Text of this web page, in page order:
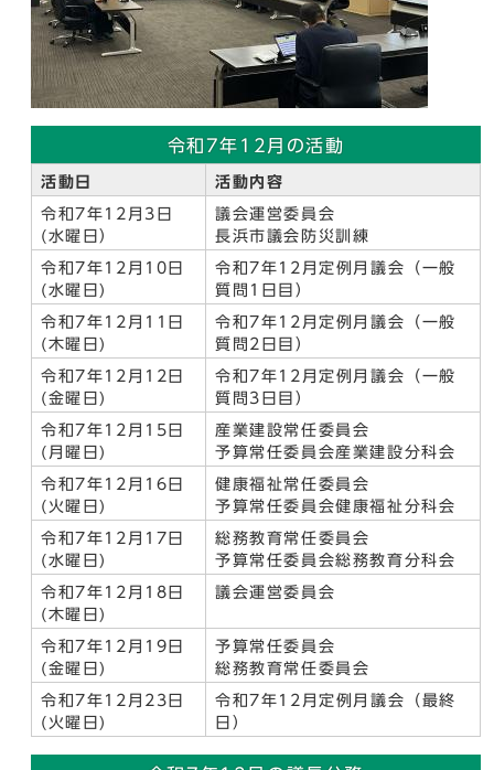
令和7年12月の活動
活動日 活動内容
令和7年12月3日
(水曜日）
議会運営委員会
長浜市議会防災訓練
令和7年12月10日
(水曜日)
令和7年12月定例月議会（一般
質問1日目）
令和7年12月11日
(木曜日)
令和7年12月定例月議会（一般
質問2日目）
令和7年12月12日
(金曜日)
令和7年12月定例月議会（一般
質問3日目）
令和7年12月15日
(月曜日)
産業建設常任委員会
予算常任委員会産業建設分科会
令和7年12月16日
(火曜日)
健康福祉常任委員会
予算常任委員会健康福祉分科会
令和7年12月17日
(水曜日)
総務教育常任委員会
予算常任委員会総務教育分科会
令和7年12月18日
(木曜日)
議会運営委員会
令和7年12月19日
(金曜日)
予算常任委員会
総務教育常任委員会
令和7年12月23日
(火曜日)
令和7年12月定例月議会（最終
日）